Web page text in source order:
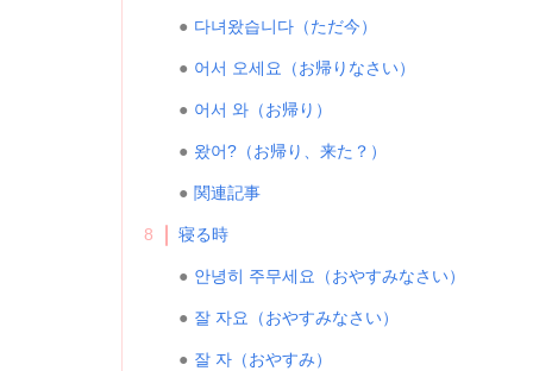
다녀왔습니다（ただ今）
어서 오세요（お帰りなさい）
어서 와（お帰り）
왔어?（お帰り、来た？）
関連記事
8 寝る時
안녕히 주무세요（おやすみなさい）
잘 자요（おやすみなさい）
잘 자（おやすみ）